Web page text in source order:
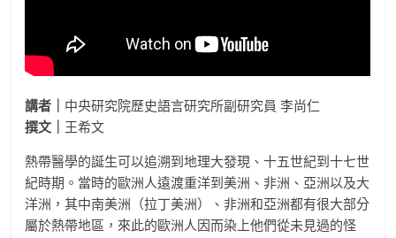
講者｜ 中央研究院歷史語言研究所副研究員 李尚仁
撰文｜ 王希文
熱帶醫學的誕生可以追溯到地理大發現、十五世紀到十七世
紀時期。當時的歐洲人遠渡重洋到美洲、非洲、亞洲以及大
洋洲，其中南美洲（拉丁美洲）、非洲和亞洲都有很大部分
屬於熱帶地區，來此的歐洲人因而染上他們從未見過的怪